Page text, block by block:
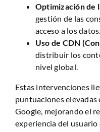
Optimización de
gestión de las
acceso a los datos.
Uso de CDN
distribuir los
nivel global.
Estas intervenciones
puntuaciones elevadas
Google, mejorando el
experiencia del